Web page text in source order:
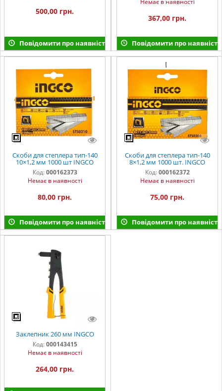
500,00 грн.
Повідомити про наявність
Немає в наявності
367,00 грн.
Повідомити про наявність
Скоби для степлера тип-140
10×1,2 мм 1000 шт INGCO
Код: 000162373
Немає в наявності
80,00 грн.
Повідомити про наявність
Скоби для степлера тип-140
8×1,2 мм 1000 шт. INGCO
Код: 000162372
Немає в наявності
75,00 грн.
Повідомити про наявність
Заклепник 260 мм INGCO
Код: 000143415
Немає в наявності
264,00 грн.